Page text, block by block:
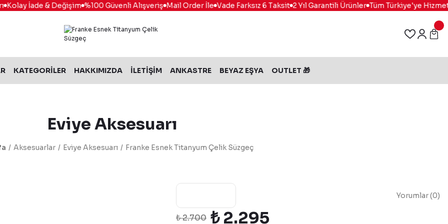
İade & Değişim %100 Güvenli Alışveriş Mail Order İle Vade Farksız 6 Taksit 2 Yıl Garantili Ürünler Tüm Türkiye'ye Hizmet
KATEGORİLER HAKKIMIZDA İLETİŞİM ANKASTRE BEYAZ EŞYA OUTLET 🎁
Eviye Aksesuarı
Aksesuarlar Eviye Aksesuarı Franke Esnek Titanyum Çelik Süzgeç
Yorumlar (0)
₺ 2.700 ₺ 2.295